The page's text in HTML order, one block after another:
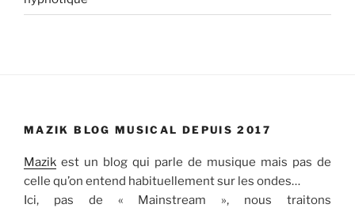
MAZIK BLOG MUSICAL DEPUIS 2017
Mazik est un blog qui parle de musique mais pas de
celle qu’on entend habituellement sur les ondes…
Ici, pas de « Mainstream », nous traitons